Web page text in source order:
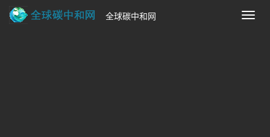
切
全球碳中和网